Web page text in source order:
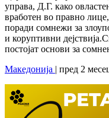
управа, Д.Г. како
вработен во правно
поради сомнежи за
и коруптивни
постојат основи за
Македонија | пред 2